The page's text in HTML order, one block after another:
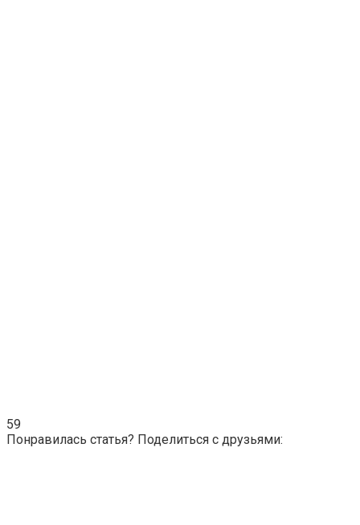
59
Понравилась статья? Поделиться с друзьями: